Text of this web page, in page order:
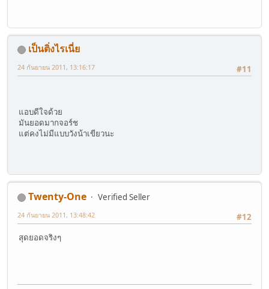
เป็นติ่งไรเนี่ย
#11
24 กันยายน 2011, 13:16:17
แอบดีใจด้วย
มันยอดมากจอร์ช
แต่คงไม่มีแบบวังน้าเขียวนะ
Twenty-One
Verified Seller
#12
24 กันยายน 2011, 13:48:42
สุดยอดจริงๆ